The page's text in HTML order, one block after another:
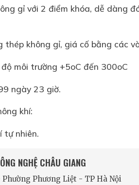
gỉ với 2 điểm khóa, dễ dàng
không gỉ, giá cố bằng các
môi trường +5oC đến 300oC
ngày 23 giờ.
khí:
tự nhiên.
NGHỆ CHÂU GIANG
Phương Liệt - TP Hà Nội